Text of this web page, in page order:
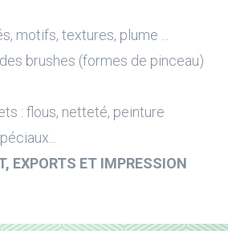
motifs, textures, plume ...
brushes (formes de pinceau)
: flous, netteté, peinture
EXPORTS ET IMPRESSION